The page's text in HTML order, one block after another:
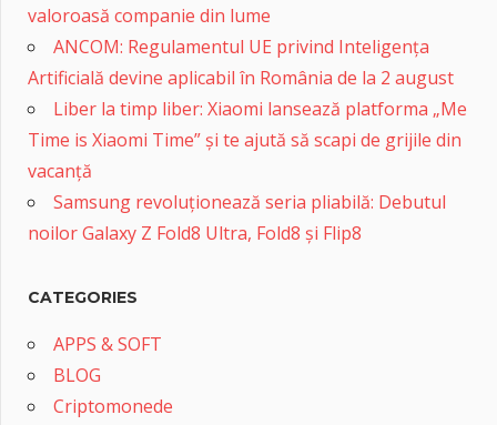
valoroasă companie din lume
ANCOM: Regulamentul UE privind Inteligența
Artificială devine aplicabil în România de la 2 august
Liber la timp liber: Xiaomi lansează platforma „Me
Time is Xiaomi Time” și te ajută să scapi de grijile din
vacanță
Samsung revoluționează seria pliabilă: Debutul
noilor Galaxy Z Fold8 Ultra, Fold8 și Flip8
CATEGORIES
APPS & SOFT
BLOG
Criptomonede